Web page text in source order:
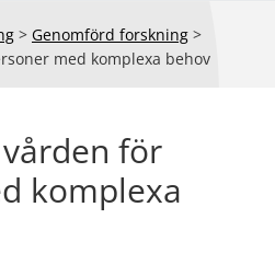
> Genomförd forskning >
med komplexa behov
för
komplexa